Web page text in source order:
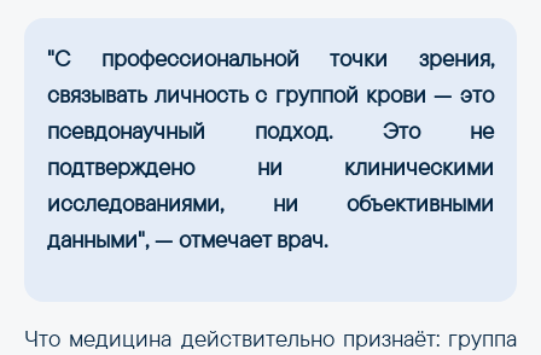
"С профессиональной точки зрения,
связывать личность с группой крови — это
псевдонаучный подход. Это не
подтверждено ни клиническими
исследованиями, ни объективными
данными", — отмечает врач.
Что медицина действительно признаёт: группа